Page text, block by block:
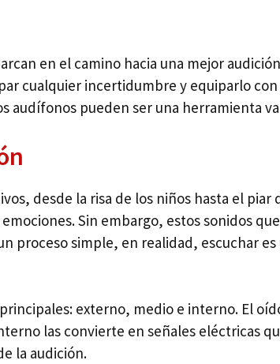
en el camino hacia una mejor
cualquier incertidumbre y equiparlo
audífonos pueden ser una herramienta
desde la risa de los niños hasta el
Sin embargo, estos sonidos
proceso simple, en realidad, escuchar
externo, medio e interno. El
las convierte en señales eléctricas
la audición.